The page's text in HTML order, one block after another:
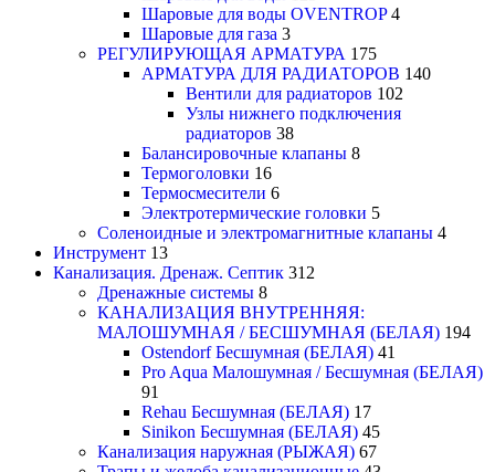
Шаровые для воды OVENTROP 4
Шаровые для газа 3
РЕГУЛИРУЮЩАЯ АРМАТУРА 175
АРМАТУРА ДЛЯ РАДИАТОРОВ 140
Вентили для радиаторов 102
Узлы нижнего подключения
радиаторов 38
Балансировочные клапаны 8
Термоголовки 16
Термосмесители 6
Электротермические головки 5
Соленоидные и электромагнитные клапаны 4
Инструмент 13
Канализация. Дренаж. Септик 312
Дренажные системы 8
КАНАЛИЗАЦИЯ ВНУТРЕННЯЯ:
МАЛОШУМНАЯ / БЕСШУМНАЯ (БЕЛАЯ) 194
Ostendorf Бесшумная (БЕЛАЯ) 41
Pro Aqua Малошумная / Бесшумная (БЕЛАЯ)
91
Rehau Бесшумная (БЕЛАЯ) 17
Sinikon Бесшумная (БЕЛАЯ) 45
Канализация наружная (РЫЖАЯ) 67